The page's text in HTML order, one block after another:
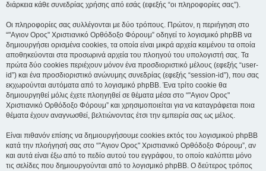
διάρκεια κάθε συνεδρίας χρήσης από εσάς (εφεξής “οι πληροφορίες σας”).
Οι πληροφορίες σας συλλέγονται με δύο τρόπους. Πρώτον, η περιήγηση στο
“"Αγιον Ορος" Χριστιανικό Ορθόδοξο Φόρουμ” οδηγεί το λογισμικό phpBB να
δημιουργήσει ορισμένα cookies, τα οποία είναι μικρά αρχεία κειμένου τα οποία
αποθηκεύονται στα προσωρινά αρχεία του πλοηγού του υπολογιστή σας. Τα
πρώτα δύο cookies περιέχουν μόνον ένα προσδιοριστικό μέλους (εφεξής “user-
id”) και ένα προσδιοριστικό ανώνυμης συνεδρίας (εφεξής “session-id”), που σας
εκχωρούνται αυτόματα από το λογισμικό phpBB. Ένα τρίτο cookie θα
δημιουργηθεί μόλις έχετε πλοηγηθεί σε θέματα μέσα στο “"Αγιον Ορος"
Χριστιανικό Ορθόδοξο Φόρουμ” και χρησιμοποιείται για να καταγράφεται ποια
θέματα έχουν αναγνωσθεί, βελτιώνοντας έτσι την εμπειρία σας ως μέλος.
Είναι πιθανόν επίσης να δημιουργήσουμε cookies εκτός του λογισμικού phpBB
κατά την πλοήγησή σας στο “"Αγιον Ορος" Χριστιανικό Ορθόδοξο Φόρουμ”, αν
και αυτά είναι έξω από το πεδίο αυτού του εγγράφου, το οποίο καλύπτει μόνο
τις σελίδες που δημιουργούνται από το λογισμικό phpBB. Ο δεύτερος τρόπος